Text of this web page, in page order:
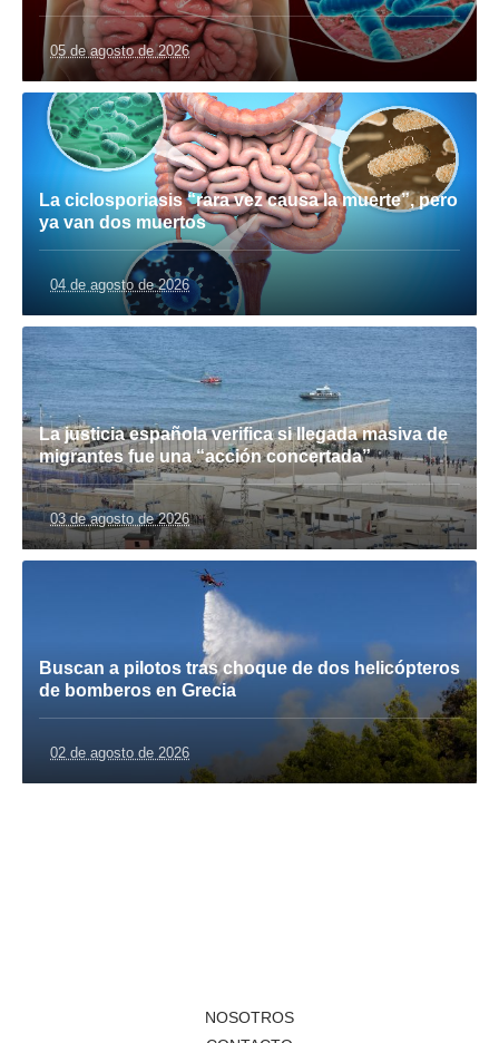
05 de agosto de 2026
La ciclosporiasis “rara vez causa la muerte”, pero
ya van dos muertos
04 de agosto de 2026
La justicia española verifica si llegada masiva de
migrantes fue una “acción concertada”
03 de agosto de 2026
Buscan a pilotos tras choque de dos helicópteros
de bomberos en Grecia
02 de agosto de 2026
NOSOTROS